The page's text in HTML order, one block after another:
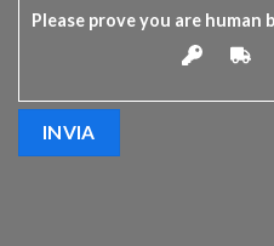
Please prove you are human